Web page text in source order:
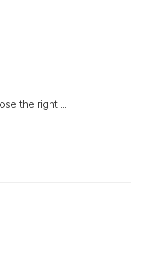
Parmigiano Reggiano: how to choose the right one